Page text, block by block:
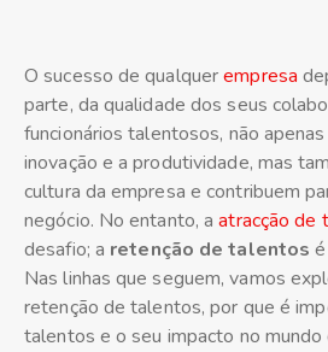
O sucesso de qualquerempresa
parte, da qualidade dos seus
funcionários talentosos, não
inovação e a produtividade, mas
cultura da empresa e contribuem
negócio. No entanto, a atracção
desafio; a retenção de talentos
Nas linhas que seguem, vamos
retenção de talentos, por que é
talentos e o seu impacto no mundo